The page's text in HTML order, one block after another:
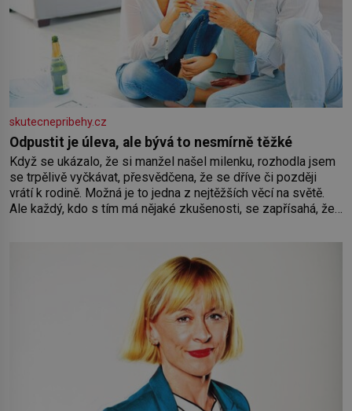
skutecnepribehy.cz
Odpustit je úleva, ale bývá to nesmírně těžké
Když se ukázalo, že si manžel našel milenku, rozhodla jsem
se trpělivě vyčkávat, přesvědčena, že se dříve či později
vrátí k rodině. Možná je to jedna z nejtěžších věcí na světě.
Ale každý, kdo s tím má nějaké zkušenosti, se zapřísahá, že